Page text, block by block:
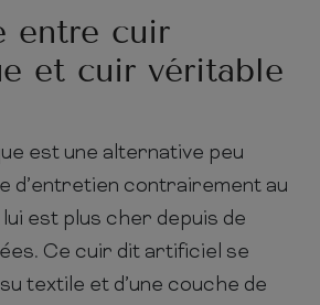
entre cuir
et cuir véritable
est une alternative peu
d’entretien contrairement au
est plus cher depuis de
Ce cuir dit artificiel se
textile et d’une couche de